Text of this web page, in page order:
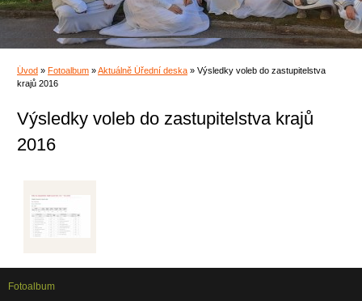
Úvod » Fotoalbum »Aktuálně Úřední deska » Výsledky voleb do zastupitelstva
krajů 2016
Výsledky voleb do zastupitelstva krajů
2016
Fotoalbum